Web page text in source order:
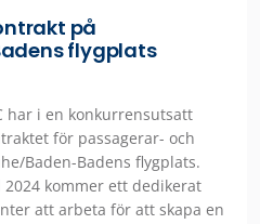
på
flygplats
har i en konkurrensutsatt
för passagerar- och
Baden-Badens flygplats.
kommer ett dedikerat
att arbeta för att skapa en